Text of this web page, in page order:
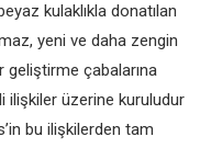
kulaklıkla donatılan
yeni ve daha zengin
çabalarına
ilişkiler üzerine kuruludur
bu ilişkilerden tam